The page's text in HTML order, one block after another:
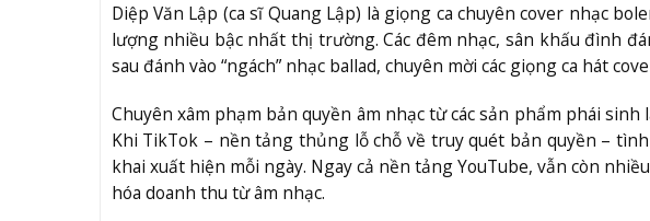
Diệp Văn Lập (ca sĩ Quang Lập) là giọng ca chuyên cover nhạc
lượng nhiều bậc nhất thị trường. Các đêm nhạc, sân khấu đình
sau đánh vào “ngách” nhạc ballad, chuyên mời các giọng ca hát
Chuyên xâm phạm bản quyền âm nhạc từ các sản phẩm phái
Khi TikTok – nền tảng thủng lỗ chỗ về truy quét bản quyền –
khai xuất hiện mỗi ngày. Ngay cả nền tảng YouTube, vẫn còn
hóa doanh thu từ âm nhạc.